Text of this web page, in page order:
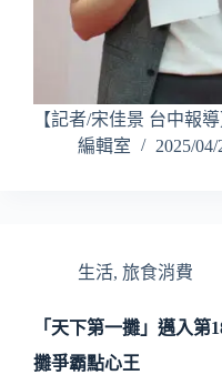
【記者/宋佳景 台中報
編輯室
2025/04/
生活, 旅食消費
「天下第一攤」邁入
攤爭霸點心王